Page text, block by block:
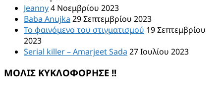
Jeanny4 Νοεμβρίου 2023
Baba Anujka 29 Σεπτεμβρίου 2023
Το φαινόμενο του στιγματισμού 19 Σεπτεμβρίου
2023
Serial killer – Amarjeet Sada 27 Ιουλίου 2023
ΜΟΛΙΣ ΚΥΚΛΟΦΟΡΗΣΕ !!